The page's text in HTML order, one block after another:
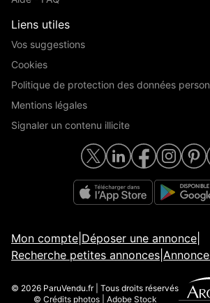
Liens utiles
Vos suggestions
Cookies
Politique de protection des données
Mentions légales
Signaler un contenu illicite
Mon compte Déposer une annonce
Recherche petites annonces
© 2026 ParuVendu.fr | Tous droits réservés
© Crédits photos | Adobe Stock